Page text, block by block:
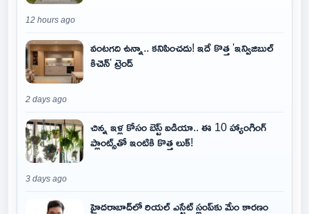
12 hours ago
వంటగది ఉన్నా.. కనిపించదు! ఇదే కొత్త 'ఇన్విజిబుల్
కిచెన్' ట్రెండ్
2 days ago
చిన్న ఇళ్ల కోసం బెస్ట్ ఐడియా.. ఈ 10 హ్యాంగింగ్
ప్లాంట్స్‌తో ఇంటికి కొత్త లుక్!
3 days ago
హైదరాబాద్‌లో రియల్ ఎస్టేట్ స్లంప్‌కు మేం కారణం